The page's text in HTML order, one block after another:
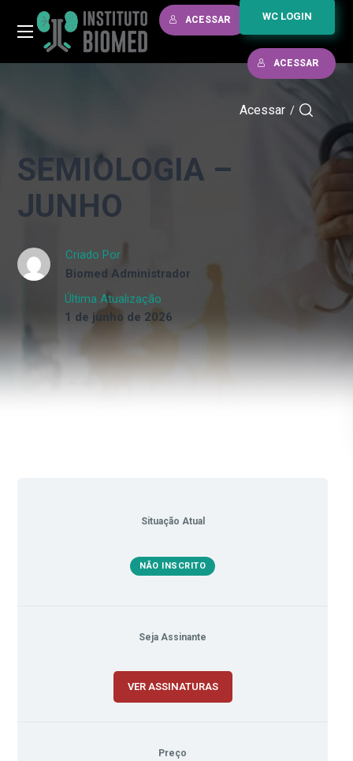
ACESSAR WC LOGIN
ACESSAR
Acessar /
SEMIOLOGIA –
JUNHO
Criado Por
Biomed Administrador
Última Atualização
1 de junho de 2026
Situação Atual
NÃO INSCRITO
Seja Assinante
VER ASSINATURAS
Preço